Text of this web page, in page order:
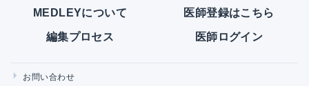
MEDLEYについて 医師登録はこちら
編集プロセス 医師ログイン
お問い合わせ